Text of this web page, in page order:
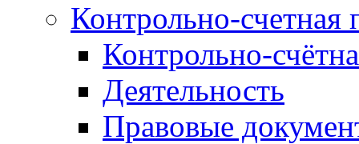
Контрольно-счетная
Контрольно-
Деятельность
Правовые